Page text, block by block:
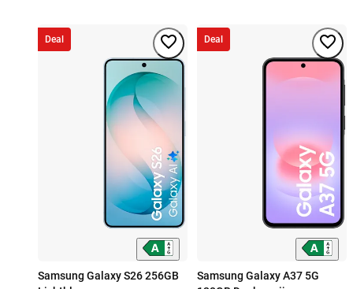
Deal
Samsung Galaxy S26 256GB
Deal
Samsung Galaxy A37 5G